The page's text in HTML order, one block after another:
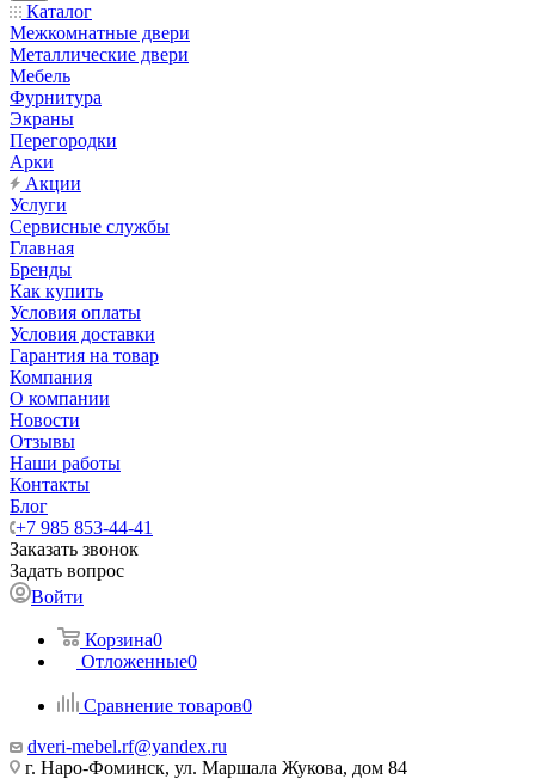
Каталог
Межкомнатные двери
Металлические двери
Мебель
Фурнитура
Экраны
Перегородки
Арки
Акции
Услуги
Сервисные службы
Главная
Бренды
Как купить
Условия оплаты
Условия доставки
Гарантия на товар
Компания
О компании
Новости
Отзывы
Наши работы
Контакты
Блог
+7 985 853-44-41
Заказать звонок
Задать вопрос
Войти
Корзина0
Отложенные0
Сравнение товаров0
dveri-mebel.rf@yandex.ru
г. Наро-Фоминск, ул. Маршала Жукова, дом 84